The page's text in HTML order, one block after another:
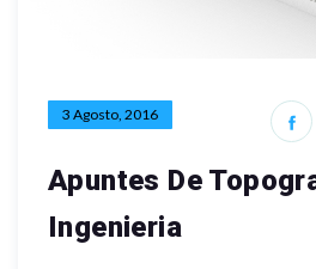
3 Agosto, 2016
Apuntes De
Ingenieria